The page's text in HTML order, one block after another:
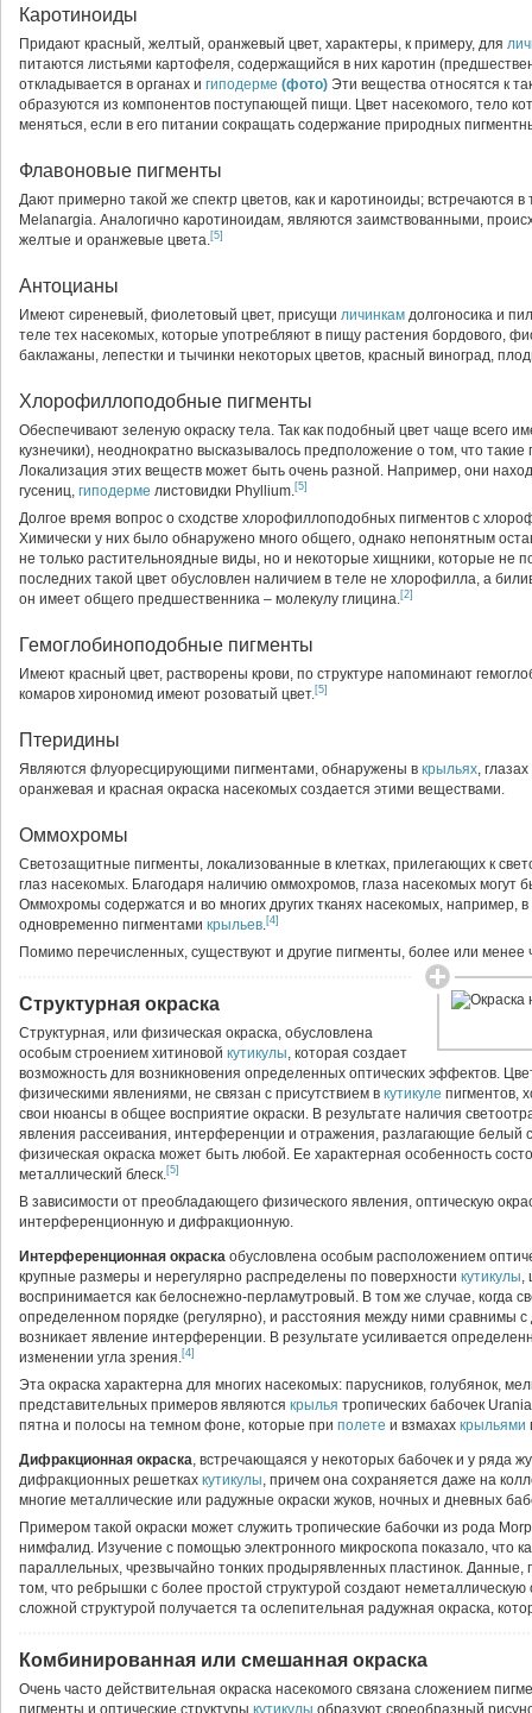
Каротиноиды
Придают красный, желтый, оранжевый цвет, характеры, к примеру, для
питаются листьями картофеля, содержащийся в них каротин
откладывается в органах и гиподерме (фото) Эти вещества относятся к
образуются из компонентов поступающей пищи. Цвет насекомого, тело
меняться, если в его питании сокращать содержание природных
Флавоновые пигменты
Дают примерно такой же спектр цветов, как и каротиноиды; встречаются
Melanargia. Аналогично каротиноидам, являются заимствованными,
желтые и оранжевые цвета.[5]
Антоцианы
Имеют сиреневый, фиолетовый цвет, присущи личинкам долгоносика и
теле тех насекомых, которые употребляют в пищу растения бордового,
баклажаны, лепестки и тычинки некоторых цветов, красный виноград,
Хлорофиллоподобные пигменты
Обеспечивают зеленую окраску тела. Так как подобный цвет чаще всего
кузнечики), неоднократно высказывалось предположение о том, что
Локализация этих веществ может быть очень разной. Например, они
гусениц, гиподерме листовидки Phyllium.[5]
Долгое время вопрос о сходстве хлорофиллоподобных пигментов с
Химически у них было обнаружено много общего, однако непонятным
не только растительноядные виды, но и некоторые хищники, которые не
последних такой цвет обусловлен наличием в теле не хлорофилла, а
он имеет общего предшественника – молекулу глицина.[2]
Гемоглобиноподобные пигменты
Имеют красный цвет, растворены крови, по структуре напоминают
комаров хирономид имеют розоватый цвет.[5]
Птеридины
Являются флуоресцирующими пигментами, обнаружены в крыльях,
оранжевая и красная окраска насекомых создается этими веществами.
Оммохромы
Светозащитные пигменты, локализованные в клетках, прилегающих к
глаз насекомых. Благодаря наличию оммохромов, глаза насекомых могут
Оммохромы содержатся и во многих других тканях насекомых, например, в
одновременно пигментами крыльев.[4]
Помимо перечисленных, существуют и другие пигменты, более или менее
Структурная окраска
Структурная, или физическая окраска, обусловлена
особым строением хитиновой кутикулы, которая создает
возможность для возникновения определенных оптических эффектов.
физическими явлениями, не связан с присутствием в кутикуле пигментов,
свои нюансы в общее восприятие окраски. В результате наличия
явления рассеивания, интерференции и отражения, разлагающие белый
физическая окраска может быть любой. Ее характерная особенность
металлический блеск.[5]
В зависимости от преобладающего физического явления, оптическую
интерференционную и дифракционную.
Интерференционная окраска обусловлена особым расположением
крупные размеры и нерегулярно распределены по поверхности кутикулы,
воспринимается как белоснежно-перламутровый. В том же случае, когда
определенном порядке (регулярно), и расстояния между ними сравнимы
возникает явление интерференции. В результате усиливается
изменении угла зрения.[4]
Эта окраска характерна для многих насекомых: парусников, голубянок,
представительных примеров являются крылья тропических бабочек
пятна и полосы на темном фоне, которые при полете и взмахах крыльями
Дифракционная окраска, встречающаяся у некоторых бабочек и у ряда
дифракционных решетках кутикулы, причем она сохраняется даже на
многие металлические или радужные окраски жуков, ночных и дневных
Примером такой окраски может служить тропические бабочки из рода
нимфалид. Изучение с помощью электронного микроскопа показало, что
параллельных, чрезвычайно тонких продырявленных пластинок. Данные,
том, что ребрышки с более простой структурой создают
сложной структурой получается та ослепительная радужная окраска,
Комбинированная или смешанная окраска
Очень часто действительная окраска насекомого связана сложением
пигменты и оптические структуры кутикулы образуют своеобразный